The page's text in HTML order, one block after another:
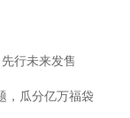
行未来发售
，瓜分亿万福袋